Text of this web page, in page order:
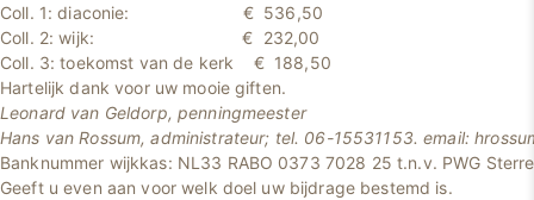
Coll. 1: diaconie: € 536,50
Coll. 2: wijk: € 232,00
Coll. 3: toekomst van de kerk € 188,50
Hartelijk dank voor uw mooie giften.
Leonard van Geldorp, penningmeester
Hans van Rossum, administrateur; tel. 06-15531153. email:
Banknummer wijkkas: NL33 RABO 0373 7028 25 t.n.v. PWG
Geeft u even aan voor welk doel uw bijdrage bestemd is.